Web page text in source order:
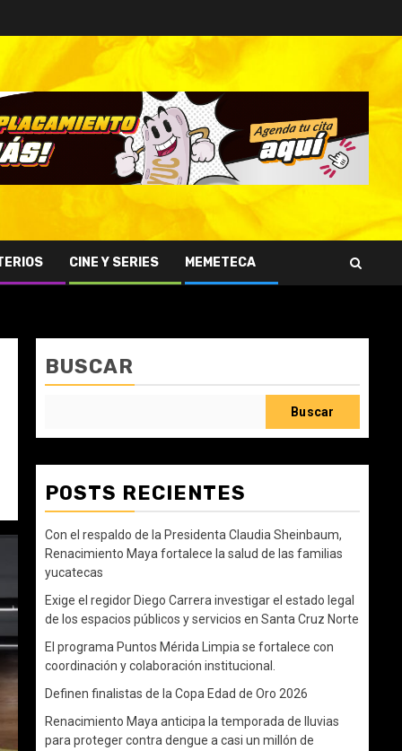
CINE Y SERIES MEMETECA
BUSCAR
Buscar
POSTS RECIENTES
Con el respaldo de la Presidenta Claudia Sheinbaum,
Renacimiento Maya fortalece la salud de las familias
yucatecas
Exige el regidor Diego Carrera investigar el estado legal
de los espacios públicos y servicios en Santa Cruz Norte
El programa Puntos Mérida Limpia se fortalece con
coordinación y colaboración institucional.
Definen finalistas de la Copa Edad de Oro 2026
Renacimiento Maya anticipa la temporada de lluvias
para proteger contra dengue a casi un millón de